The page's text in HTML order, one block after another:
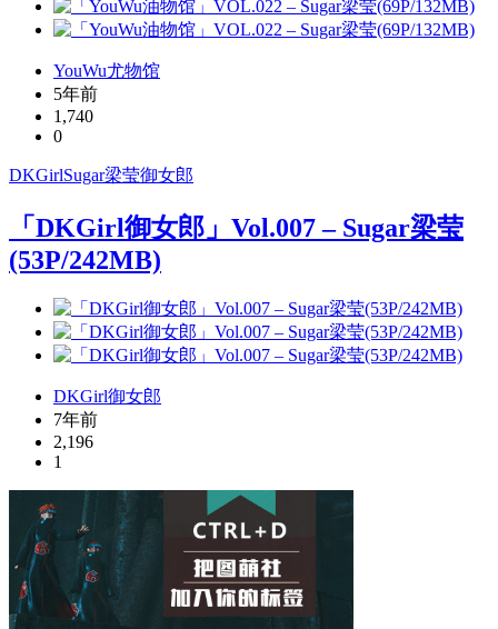
YouWu尤物馆
5年前
1,740
0
DKGirlSugar梁莹御女郎
「DKGirl御女郎」Vol.007 – Sugar梁莹
(53P/242MB)
DKGirl御女郎
7年前
2,196
1